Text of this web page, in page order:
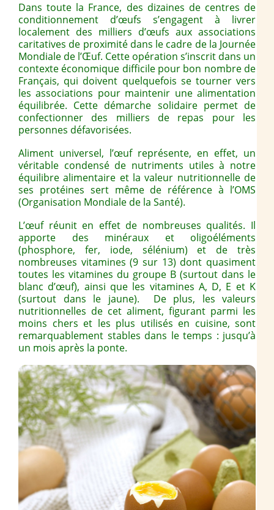
Dans toute la France, des dizaines de centres de
conditionnement d’œufs s’engagent à livrer
localement des milliers d’œufs aux associations
caritatives de proximité dans le cadre de la Journée
Mondiale de l’Œuf. Cette opération s’inscrit dans un
contexte économique difficile pour bon nombre de
Français, qui doivent quelquefois se tourner vers
les associations pour maintenir une alimentation
équilibrée. Cette démarche solidaire permet de
confectionner des milliers de repas pour les
personnes défavorisées.
Aliment universel, l’œuf représente, en effet, un
véritable condensé de nutriments utiles à notre
équilibre alimentaire et la valeur nutritionnelle de
ses protéines sert même de référence à l’OMS
(Organisation Mondiale de la Santé).
L’œuf réunit en effet de nombreuses qualités. Il
apporte des minéraux et oligoéléments
(phosphore, fer, iode, sélénium) et de très
nombreuses vitamines (9 sur 13) dont quasiment
toutes les vitamines du groupe B (surtout dans le
blanc d’œuf), ainsi que les vitamines A, D, E et K
(surtout dans le jaune). De plus, les valeurs
nutritionnelles de cet aliment, figurant parmi les
moins chers et les plus utilisés en cuisine, sont
remarquablement stables dans le temps : jusqu’à
un mois après la ponte.